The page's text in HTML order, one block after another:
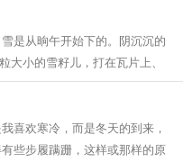
是从晌午开始下的。阴沉沉的
大小的雪籽儿，打在瓦片上、
喜欢寒冷，而是冬天的到来，
些步履蹒跚，这样或那样的原